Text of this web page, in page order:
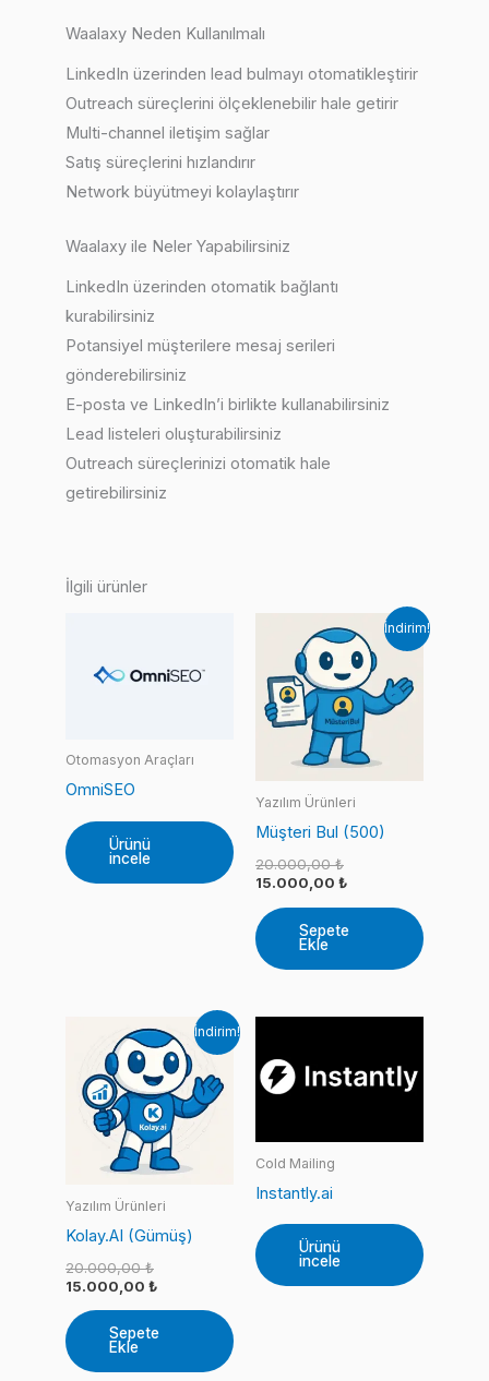
Waalaxy Neden Kullanılmalı
LinkedIn üzerinden lead bulmayı otomatikleştirir
Outreach süreçlerini ölçeklenebilir hale getirir
Multi-channel iletişim sağlar
Satış süreçlerini hızlandırır
Network büyütmeyi kolaylaştırır
Waalaxy ile Neler Yapabilirsiniz
LinkedIn üzerinden otomatik bağlantı
kurabilirsiniz
Potansiyel müşterilere mesaj serileri
gönderebilirsiniz
E-posta ve LinkedIn’i birlikte kullanabilirsiniz
Lead listeleri oluşturabilirsiniz
Outreach süreçlerinizi otomatik hale
getirebilirsiniz
İlgili ürünler
Otomasyon Araçları
OmniSEO
Ürünü
incele
İndirim!
Yazılım Ürünleri
Müşteri Bul (500)
20.000,00₺Orijinal
fiyat:
15.000,00 ₺Şu
15.000,00 ₺.
Sepete
Ekle
İndirim!
Yazılım Ürünleri
Kolay.AI (Gümüş)
20.000,00₺Orijinal
fiyat:
15.000,00 ₺Şu
15.000,00 ₺.
Sepete
Ekle
Cold Mailing
Instantly.ai
Ürünü
incele